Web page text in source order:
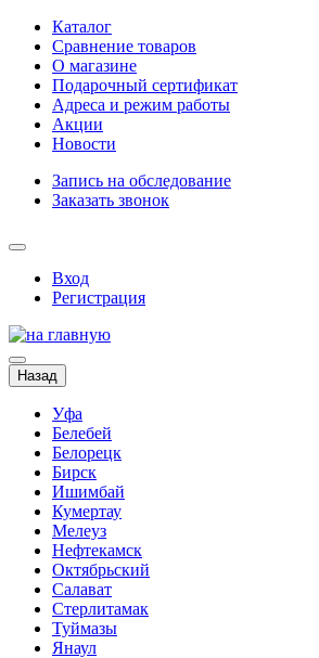
Каталог
Сравнение товаров
О магазине
Подарочный сертификат
Адреса и режим работы
Акции
Новости
Запись на обследование
Заказать звонок
Вход
Регистрация
Назад
Уфа
Белебей
Белорецк
Бирск
Ишимбай
Кумертау
Мелеуз
Нефтекамск
Октябрьский
Салават
Стерлитамак
Туймазы
Янаул